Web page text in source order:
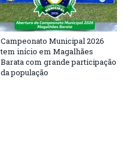
Campeonato Municipal 2026
tem início em Magalhães
Barata com grande participação
da população